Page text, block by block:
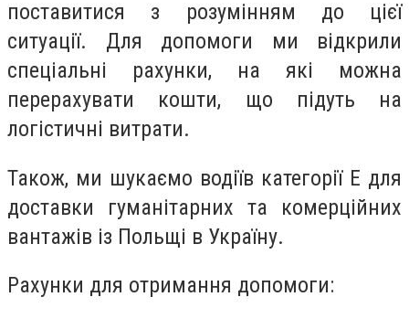
поставитися з розумінням до цієї
ситуації. Для допомоги ми відкрили
спеціальні рахунки, на які можна
перерахувати кошти, що підуть на
логістичні витрати.
Також, ми шукаємо водіїв категорії Е для
доставки гуманітарних та комерційних
вантажів із Польщі в Україну.
Рахунки для отримання допомоги: